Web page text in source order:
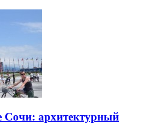
Сочи: архитектурный